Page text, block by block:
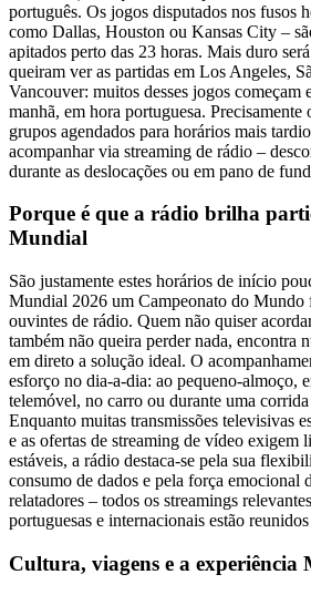
português. Os jogos disputados nos fusos
como Dallas, Houston ou Kansas City –
apitados perto das 23 horas. Mais duro
queiram ver as partidas em Los Angeles,
Vancouver: muitos desses jogos começam
manhã, em hora portuguesa. Precisamente
grupos agendados para horários mais
acompanhar via streaming de rádio –
durante as deslocações ou em pano de
Porque é que a rádio brilha
Mundial
São justamente estes horários de início
Mundial 2026 um Campeonato do Mundo
ouvintes de rádio. Quem não quiser
também não queira perder nada, encontra
em direto a solução ideal. O
esforço no dia-a-dia: ao pequeno-almoço,
telemóvel, no carro ou durante uma
Enquanto muitas transmissões televisivas
e as ofertas de streaming de vídeo exigem
estáveis, a rádio destaca-se pela sua
consumo de dados e pela força emocional
relatadores – todos os streamings
portuguesas e internacionais estão
Cultura, viagens e a